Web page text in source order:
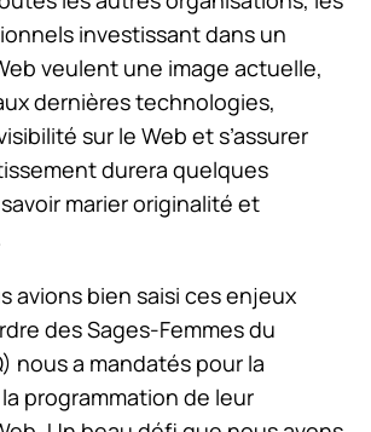
investissant dans un
veulent une image actuelle,
dernières technologies,
sur le Web et s’assurer
durera quelques
marier originalité et
avions bien saisi ces enjeux
des Sages-Femmes du
nous a mandatés pour la
programmation de leur